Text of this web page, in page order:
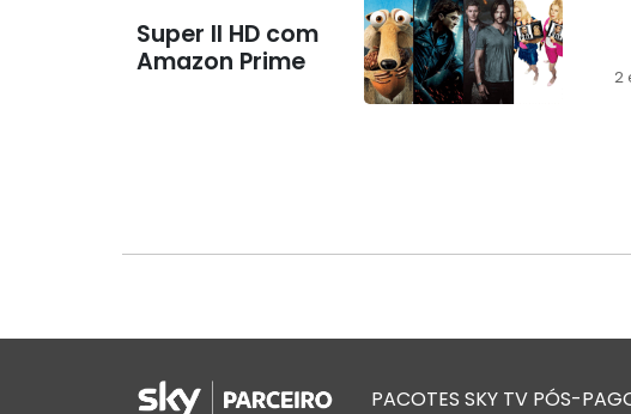
Super II HD com
Amazon Prime
2
PACOTES SKY TV PÓS-